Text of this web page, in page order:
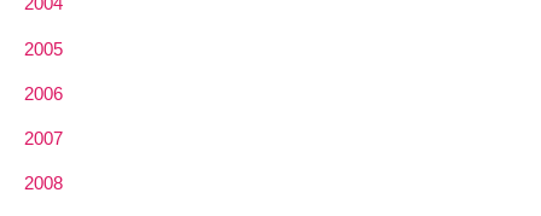
2005
2006
2007
2008